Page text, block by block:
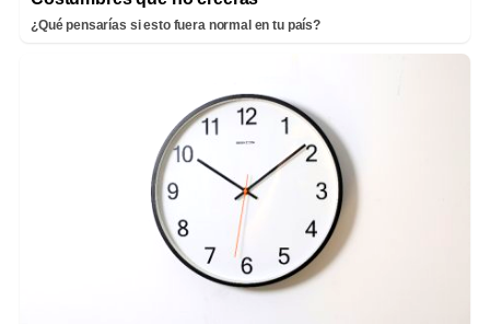
¿Qué pensarías si esto fuera normal en tu país?